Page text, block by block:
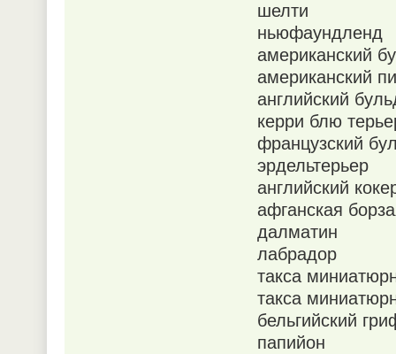
шелти
ньюфаундленд
американский
американский
английский
керри блю
французский
эрдельтерьер
английский
афганская
далматин
лабрадор
такса
такса
бельгийский
папийон